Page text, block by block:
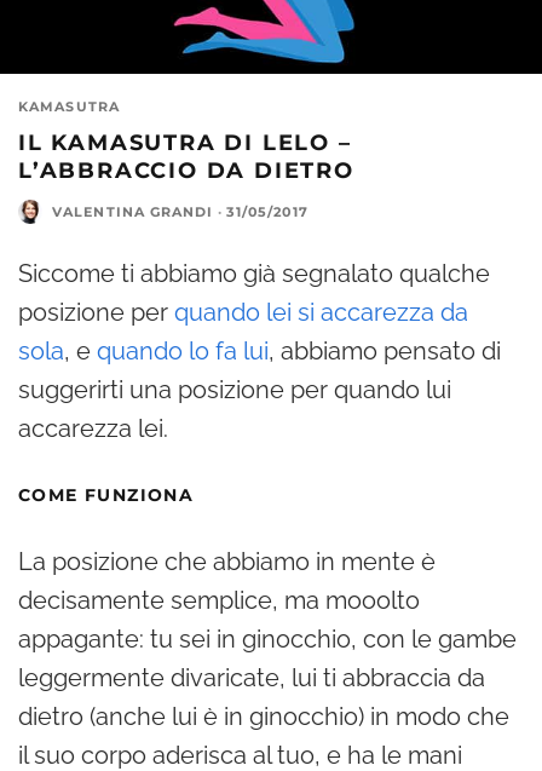
KAMASUTRA
IL KAMASUTRA DI LELO –
L’ABBRACCIO DA DIETRO
VALENTINA GRANDI · 31/05/2017
Siccome ti abbiamo già segnalato qualche
posizione per quando lei si accarezza da
sola, e quando lo fa lui, abbiamo pensato di
suggerirti una posizione per quando lui
accarezza lei.
COME FUNZIONA
La posizione che abbiamo in mente è
decisamente semplice, ma mooolto
appagante: tu sei in ginocchio, con le gambe
leggermente divaricate, lui ti abbraccia da
dietro (anche lui è in ginocchio) in modo che
il suo corpo aderisca al tuo, e ha le mani